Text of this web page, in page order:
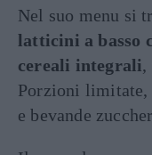
Nel suo menu si
latticini a basso
cereali integrali,
Porzioni limitate,
e bevande